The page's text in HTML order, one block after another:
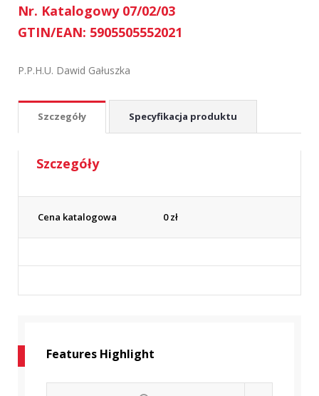
Nr. Katalogowy 07/02/03
GTIN/EAN: 5905505552021
P.P.H.U. Dawid Gałuszka
Szczegóły Specyfikacja produktu
Szczegóły
Cena katalogowa 0zł
Features Highlight